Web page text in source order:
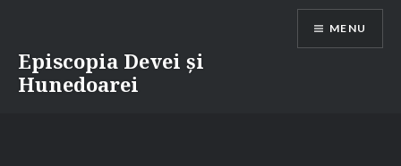
content
Episcopia Devei și
Hunedoarei
MENU